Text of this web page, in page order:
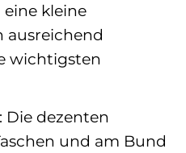
kleine
ausreichend
wichtigsten
Die dezenten
und am Bund